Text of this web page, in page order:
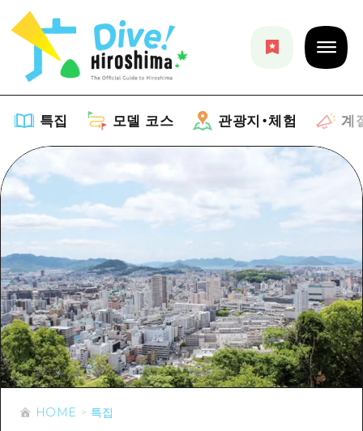
특집 모델 코스 관광지・체험 계
특집
목록
추천
아트
이벤트/축제
음식/술
사이클링
쇼핑
목록
Dive! Hiroshima 공식 가이드
Hiroshima Moshimo Travel
히로시마시 주변
아키(安芸)
관광지・체험
목록
히로시마시 주변
아키(安芸)
빈고(備後)
계절 정보
이벤트
유용한 정보
HOME 특집